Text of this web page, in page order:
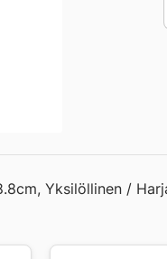
Yksilöllinen /